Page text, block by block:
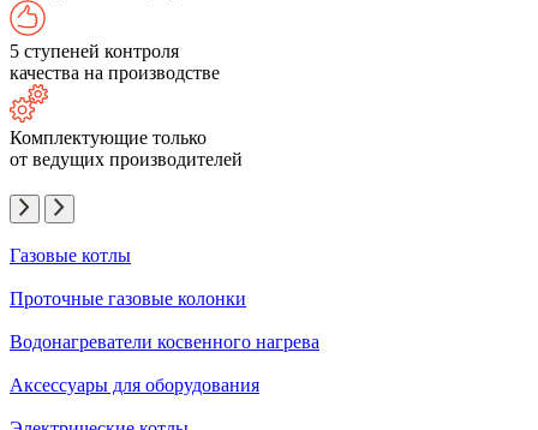
5 ступеней контроля
качества на производстве
Комплектующие только
от ведущих производителей
Газовые котлы
Проточные газовые колонки
Водонагреватели косвенного нагрева
Аксессуары для оборудования